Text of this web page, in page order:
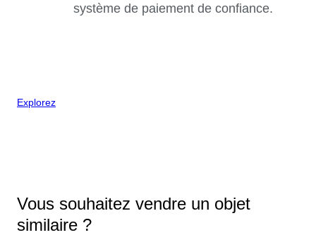
système de paiement de confiance.
Explorez
Vous souhaitez vendre un objet
similaire ?